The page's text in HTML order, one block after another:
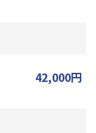
42,000円